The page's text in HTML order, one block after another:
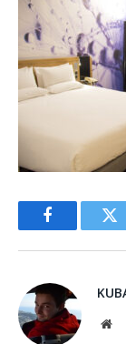
Facebook